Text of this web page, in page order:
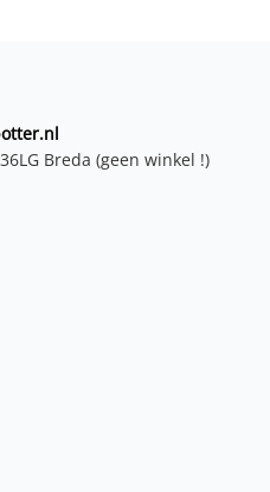
Breda (geen winkel !)